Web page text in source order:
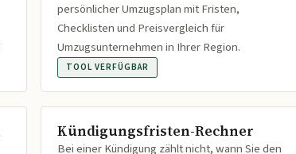
persönlicher Umzugsplan mit Fristen,
Checklisten und Preisvergleich für
Umzugsunternehmen in Ihrer Region.
TOOL VERFÜGBAR
Kündigungsfristen-Rechner
Bei einer Kündigung zählt nicht, wann Sie den